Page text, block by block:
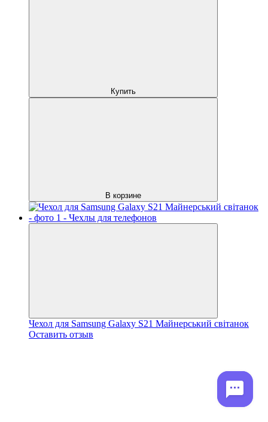
Купить
В корзине
Чехол для Samsung Galaxy S21 Майнерський світанок
Оставить отзыв